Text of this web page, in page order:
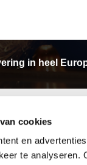
cookies
en
te
in heel
en Rubbers
en sluitwerk